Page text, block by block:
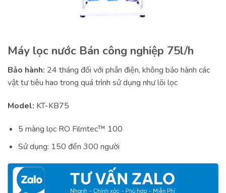
Máy lọc nước Bán công nghiệp 75l/h
Bảo hành: 24 tháng đối với phần điện, không bảo hành các
vật tư tiêu hao trong quá trình sử dụng như lõi lọc
Model: KT-KB75
5 màng lọc RO Filmtec™ 100
Sử dụng: 150 đến 300 người